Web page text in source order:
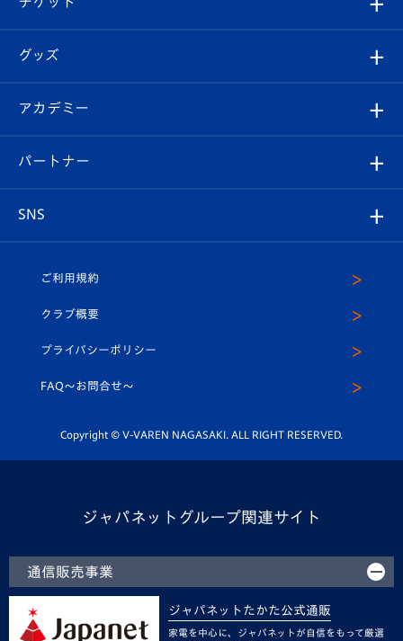
チケット
イベント
メディア
ホームタウン
エンブレム紹介
スタッフプロフィール
マスコット紹介
平和祈念活動
ホームタウン活動
はじめての観戦ガイド
Revive Team
ヴィヴィくんの長崎おもてなしガイド
フォトギャラリー
スタジアムグルメ
チケット
V-LOVERS（ファンクラブ）
プレイヤーズスイート
グッズ
オンラインショップ
店舗情報
アカデミー
育成からのお知らせ
U-18
スクール
パートナー
SNS
ヴィヴィくんインスタグラム
公式LINE＠
ご利用規約
クラブ概要
プライバシーポリシー
FAQ〜お問合せ〜
Copyright © V-VAREN NAGASAKI. ALL RIGHT RESERVED.
ジャパネットグループ関連サイト
通信販売事業
ジャパネットたかた公式通販
家電を中心に、ジャパネットが自信をもって厳選